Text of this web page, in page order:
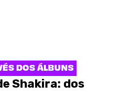
DOS ÁLBUNS
Shakira: dos